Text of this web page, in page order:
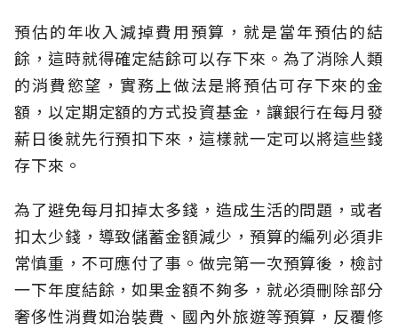
預估的年收入減掉費用預算，就是當年預估的結
餘，這時就得確定結餘可以存下來。為了消除人類
的消費慾望，實務上做法是將預估可存下來的金
額，以定期定額的方式投資基金，讓銀行在每月發
薪日後就先行預扣下來，這樣就一定可以將這些錢
存下來。
為了避免每月扣掉太多錢，造成生活的問題，或者
扣太少錢，導致儲蓄金額減少，預算的編列必須非
常慎重，不可應付了事。做完第一次預算後，檢討
一下年度結餘，如果金額不夠多，就必須刪除部分
奢侈性消費如治裝費、國內外旅遊等預算，反覆修